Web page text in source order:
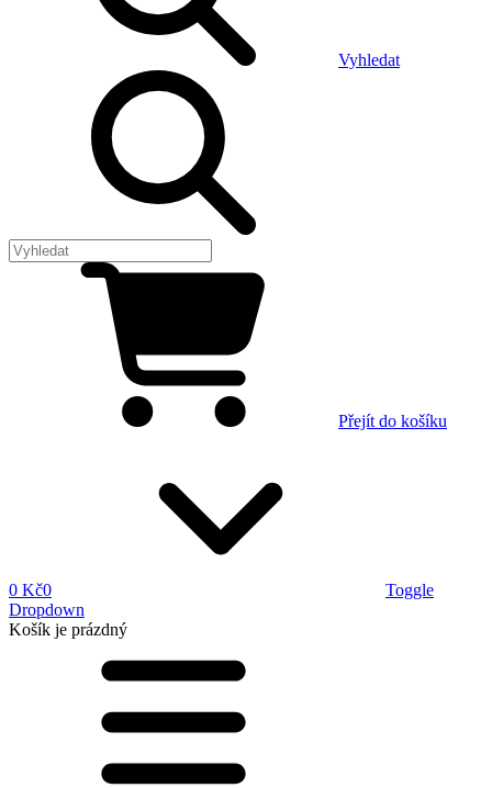
Vyhledat
Přejít do košíku
0 Kč0
Toggle
Dropdown
Košík je prázdný